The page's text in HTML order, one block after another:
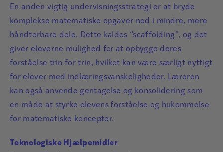
En anden vigtig undervisningsstrategi er at bryde
komplekse matematiske opgaver ned i mindre, mere
håndterbare dele. Dette kaldes “scaffolding”, og det
giver eleverne mulighed for at opbygge deres
forståelse trin for trin, hvilket kan være særligt nyttigt
for elever med indlæringsvanskeligheder. Læreren
kan også anvende gentagelse og konsolidering som
en måde at styrke elevens forståelse og hukommelse
for matematiske koncepter.
Teknologiske Hjælpemidler